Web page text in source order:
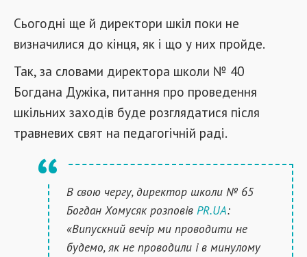
Сьогодні ще й директори шкіл поки не
визначилися до кінця, як і що у них пройде.
Так, за словами директора школи № 40
Богдана Дужіка, питання про проведення
шкільних заходів буде розглядатися після
травневих свят на педагогічній раді.
В свою чергу, директор школи № 65
Богдан Хомусяк розповів PR.UA:
«Випускний вечір ми проводити не
будемо, як не проводили і в минулому